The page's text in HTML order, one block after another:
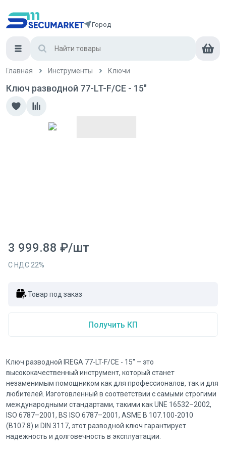
Город
Главная Инструменты Ключи
Ключ разводной 77-LT-F/CE - 15"
3 999.88 ₽/шт
С НДС 22%
Товар под заказ
Получить КП
Ключ разводной IREGA 77-LT-F/CE - 15'' – это
высококачественный инструмент, который станет
незаменимым помощником как для профессионалов, так и для
любителей. Изготовленный в соответствии с самыми строгими
международными стандартами, такими как UNE 16532–2002,
ISO 6787–2001, BS ISO 6787–2001, ASME B 107.100-2010
(B107.8) и DIN 3117, этот разводной ключ гарантирует
надежность и долговечность в эксплуатации.